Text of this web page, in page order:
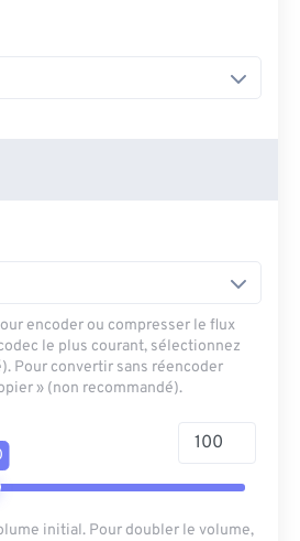
encoder ou compresser le flux
le plus courant, sélectionnez
Pour convertir sans réencoder
» (non recommandé).
initial. Pour doubler le volume,